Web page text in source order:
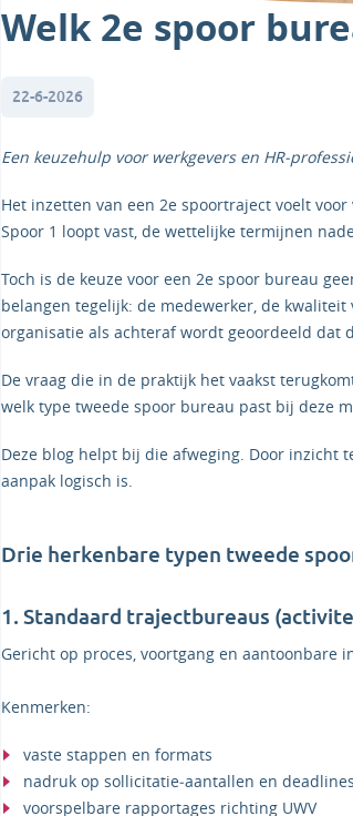
Welk 2e spoor
22-6-2026
Een keuzehulp voor werkgevers en
Het inzetten van een 2e spoortraject voelt
Spoor 1 loopt vast, de wettelijke termijnen
Toch is de keuze voor een 2e spoor bureau
belangen tegelijk: de medewerker, de
organisatie als achteraf wordt geoordeeld dat
De vraag die in de praktijk het vaakst
welk type tweede spoor bureau past bij deze
Deze blog helpt bij die afweging. Door inzicht
aanpak logisch is.
Drie herkenbare typen tweede
1. Standaard trajectbureaus
Gericht op proces, voortgang en aantoonbare
Kenmerken:
vaste stappen en formats
nadruk op sollicitatie‑aantallen en deadlines
voorspelbare rapportages richting UWV